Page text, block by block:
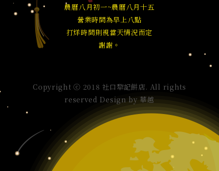
農曆八月初一~農曆八月十五
營業時間為早上八點
打烊時間則視當天情況而定
謝謝。
Copyright ⓒ 2018 社口犂記餅店. All rights
reserved Design by華越